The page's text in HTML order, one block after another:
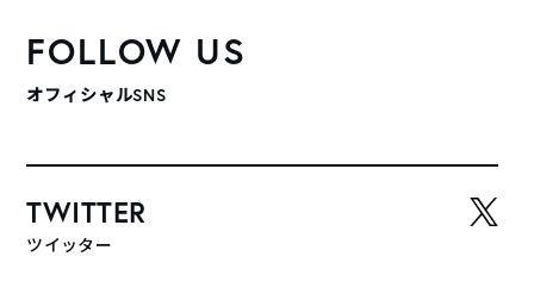
FOLLOW US
オフィシャルSNS
TWITTER
ツイッター